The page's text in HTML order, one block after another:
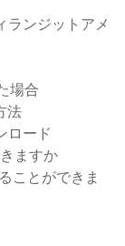
ランジットアメ
場合
法
ロード
ますか
ことができま